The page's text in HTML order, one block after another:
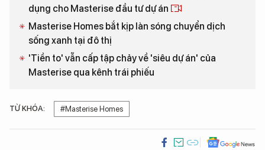
dụng cho Masterise đầu tư dự án
Masterise Homes bắt kịp làn sóng chuyển dịch
sống xanh tại đô thị
'Tiền to' vẫn cấp tập chảy về 'siêu dự án' của
Masterise qua kênh trái phiếu
TỪ KHÓA: #Masterise Homes